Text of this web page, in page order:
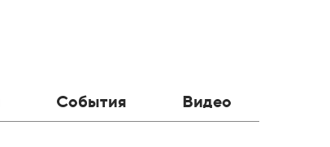
События Видео